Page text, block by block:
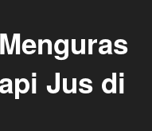
Jus di